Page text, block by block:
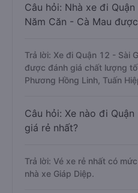
Câu hỏi: Nhà xe đi
Năm Căn - Cà Mau
Trả lời: Xe đi Quận 12 - Sài
được đánh giá chất lượng
Phương Hồng Linh, Tuấn
Câu hỏi: Xe nào đi
giá rẻ nhất?
Trả lời: Vé xe rẻ nhất có
nhà xe Giáp Diệp.